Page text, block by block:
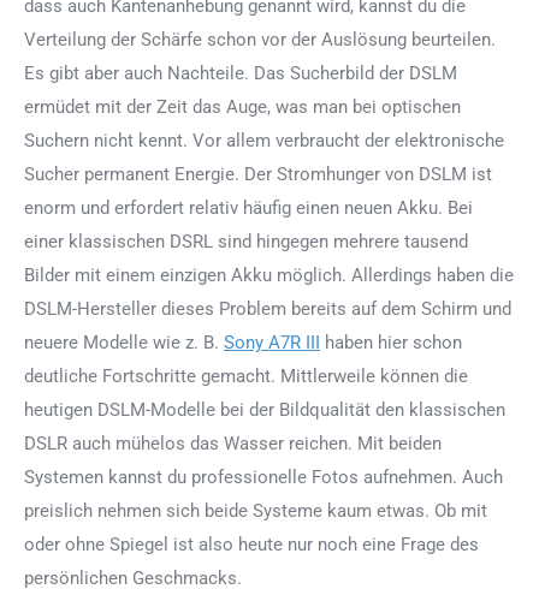
dass auch Kantenanhebung genannt wird, kannst du die
Verteilung der Schärfe schon vor der Auslösung beurteilen.
Es gibt aber auch Nachteile. Das Sucherbild der DSLM
ermüdet mit der Zeit das Auge, was man bei optischen
Suchern nicht kennt. Vor allem verbraucht der elektronische
Sucher permanent Energie. Der Stromhunger von DSLM ist
enorm und erfordert relativ häufig einen neuen Akku. Bei
einer klassischen DSRL sind hingegen mehrere tausend
Bilder mit einem einzigen Akku möglich. Allerdings haben die
DSLM-Hersteller dieses Problem bereits auf dem Schirm und
neuere Modelle wie z. B. Sony A7R III haben hier schon
deutliche Fortschritte gemacht. Mittlerweile können die
heutigen DSLM-Modelle bei der Bildqualität den klassischen
DSLR auch mühelos das Wasser reichen. Mit beiden
Systemen kannst du professionelle Fotos aufnehmen. Auch
preislich nehmen sich beide Systeme kaum etwas. Ob mit
oder ohne Spiegel ist also heute nur noch eine Frage des
persönlichen Geschmacks.